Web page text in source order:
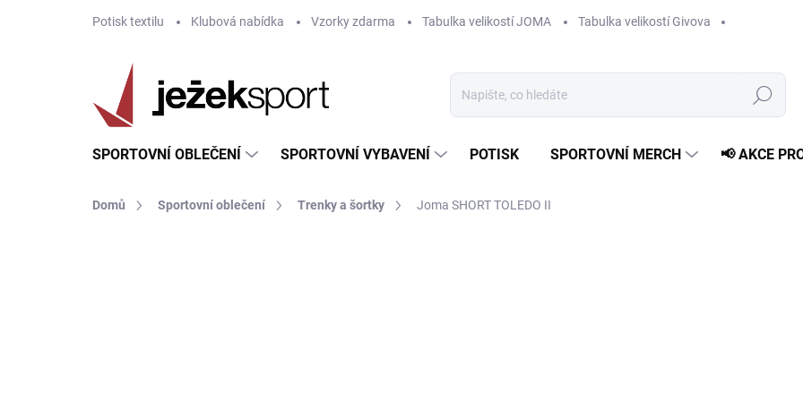
Potisk textilu Klubová nabídka Vzorky zdarma Tabulka velikostí JOMA Tabulka velikostí Givova
Hledat
SPORTOVNÍ OBLEČENÍ SPORTOVNÍ VYBAVENÍ POTISK SPORTOVNÍ MERCH 📢 AKCE
Domů Sportovní oblečení Trenky a šortky Joma SHORT TOLEDO II